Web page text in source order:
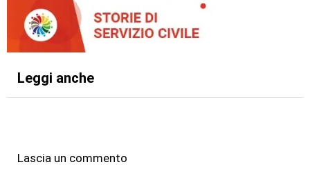
Leggi anche
Lascia un commento